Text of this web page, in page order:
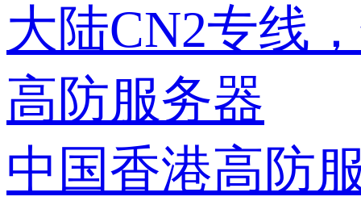
大陆CN2专线
高防服务器
中国香港高防